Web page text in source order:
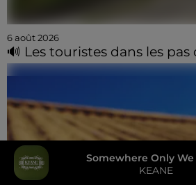
Somewhere Only
KEANE
6 août 2026
🔊 Les touristes dans les